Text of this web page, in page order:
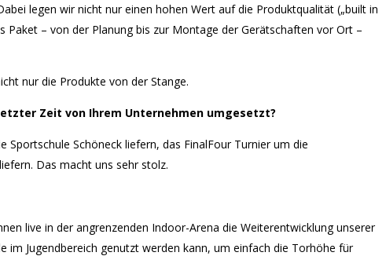
legen wir nicht nur einen hohen Wert auf die Produktqualität („built in
Paket – von der Planung bis zur Montage der Gerätschaften vor Ort –
nur die Produkte von der Stange.
Zeit von Ihrem Unternehmen umgesetzt?
Schöneck liefern, das FinalFour Turnier um die
Das macht uns sehr stolz.
live in der angrenzenden Indoor-Arena die Weiterentwicklung unserer
im Jugendbereich genutzt werden kann, um einfach die Torhöhe für